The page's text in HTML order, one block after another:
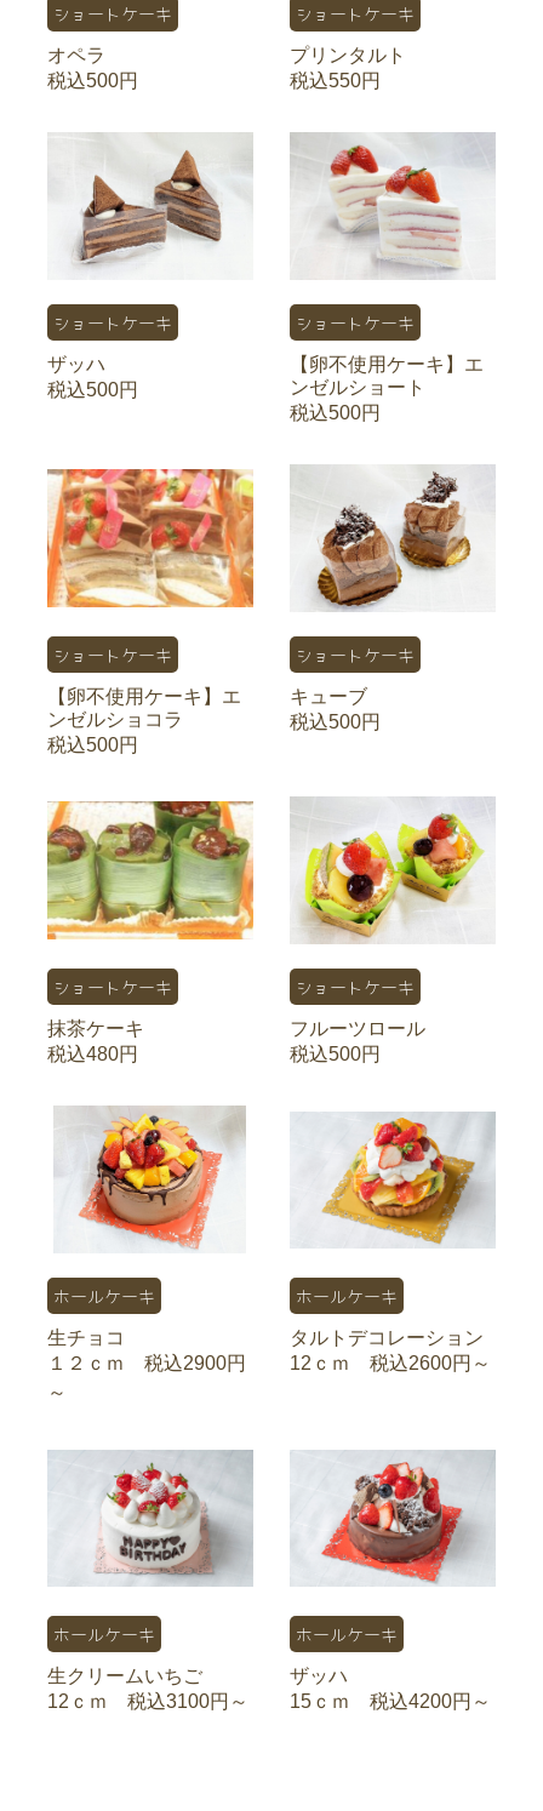
ショートケーキ
オペラ
税込500円
ショートケーキ
プリンタルト
税込550円
ショートケーキ
ザッハ
税込500円
ショートケーキ
【卵不使用ケーキ】エ
ンゼルショート
税込500円
ショートケーキ
【卵不使用ケーキ】エ
ンゼルショコラ
税込500円
ショートケーキ
キューブ
税込500円
ショートケーキ
抹茶ケーキ
税込480円
ショートケーキ
フルーツロール
税込500円
ホールケーキ
生チョコ
１２ｃｍ 税込2900円
～
ホールケーキ
タルトデコレーション
12ｃｍ 税込2600円～
ホールケーキ
生クリームいちご
12ｃｍ 税込3100円～
ホールケーキ
ザッハ
15ｃｍ 税込4200円～